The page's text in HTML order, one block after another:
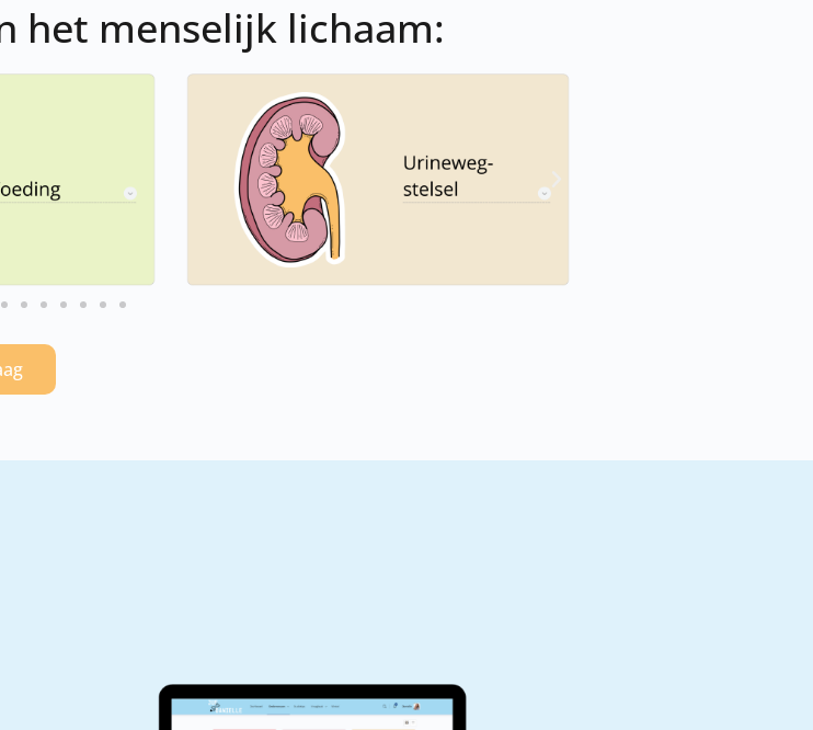
het menselijk lichaam: